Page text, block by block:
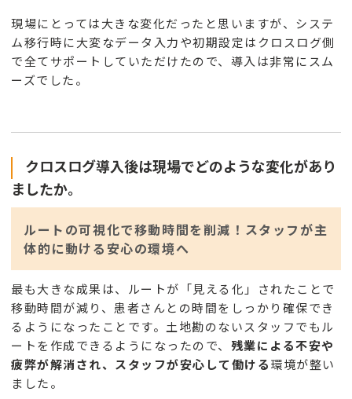
現場にとっては大きな変化だったと思いますが、システ
ム移行時に大変なデータ入力や初期設定はクロスログ側
で全てサポートしていただけたので、導入は非常にスム
ーズでした。
クロスログ導入後は現場でどのような変化があり
ましたか。
ルートの可視化で移動時間を削減！スタッフが主
体的に動ける安心の環境へ
最も大きな成果は、ルートが「見える化」されたことで
移動時間が減り、患者さんとの時間をしっかり確保でき
るようになったことです。土地勘のないスタッフでもル
ートを作成できるようになったので、 残業による不安や
疲弊が解消され、スタッフが安心して働ける環境が整い
ました。